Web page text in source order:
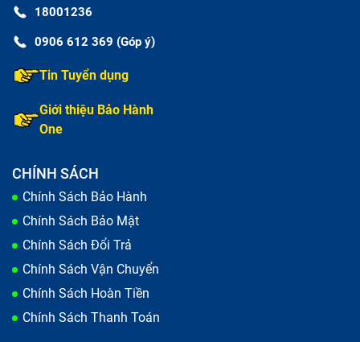
linh kiện giảm tuổi thọ.
mềm do không tương thích.
18001236
0906 612 369 (Góp ý)
Tin Tuyển dụng
Giới thiệu Bảo Hành
One
CHÍNH SÁCH
Chính Sách Bảo Hành
Chính Sách Bảo Mật
Chính Sách Đổi Trả
Chính Sách Vận Chuyển
Chính Sách Hoàn Tiền
Chính Sách Thanh Toán